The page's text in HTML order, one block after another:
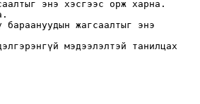
энэ хэсгээс орж харна.
жагсаалтыг энэ
мэдээлэлтэй танилцах